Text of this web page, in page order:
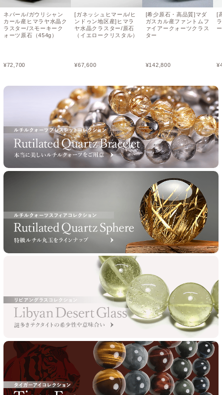
ネパール/ガウリシャン
カール産ヒマラヤ水晶ク
ラスター/スモーキーク
ォーツ原石（454g）
¥72,700
[ガネッシュヒマール/ヒ
ンドゥン地区産]ヒマラ
ヤ水晶クラスター/原石
（イエロークリスタル）
¥67,600
[希少原石・高品質]マダ
ガスカル産ファントムフ
ァイアークォーツクラス
ター
¥142,800
[
¥